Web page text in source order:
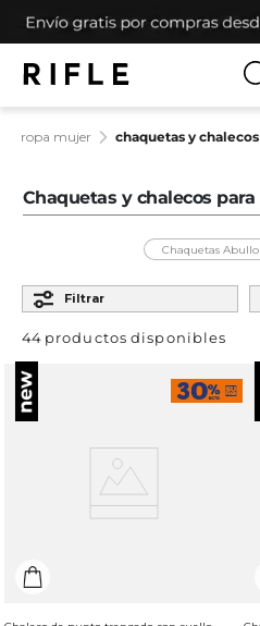
ropa mujer chaquetas y chalecos
Chaquetas y chalecos
Chaquetas
Filtrar
44 productos